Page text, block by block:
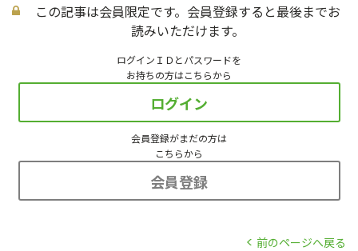
この記事は会員限定です。会員登録すると最後までお
読みいただけます。
ログインＩＤとパスワードを
お持ちの方はこちらから
ログイン
会員登録がまだの方は
こちらから
会員登録
前のページへ戻る